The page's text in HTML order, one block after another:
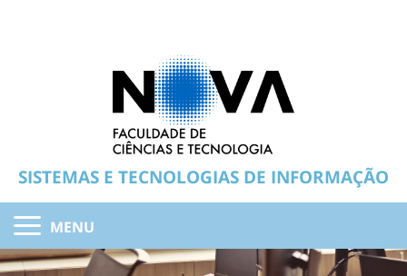
SISTEMAS E TECNOLOGIAS DE INFORMAÇÃO
MENU